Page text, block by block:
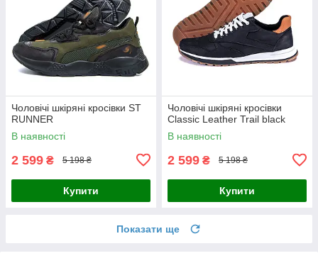
Чоловічі шкіряні кросівки ST
RUNNER
В наявності
2 599 ₴ 5 198 ₴
Купити
Чоловічі шкіряні кросівки
Classic Leather Trail black
В наявності
2 599 ₴ 5 198 ₴
Купити
Показати ще